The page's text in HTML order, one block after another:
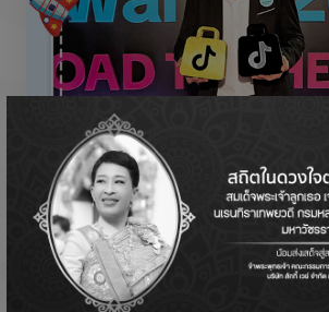
DODOLOVE รับรางวัลในงาน